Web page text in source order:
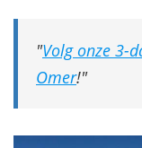
Volg onze 3-
Omer!